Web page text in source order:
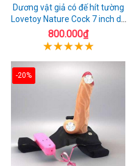
Dương vật giả có đế hít tường
Lovetoy Nature Cock 7 inch da
đen
800.000₫
-20%